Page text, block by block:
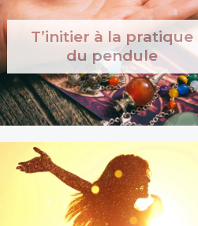
T’initier à la pratique
du pendule